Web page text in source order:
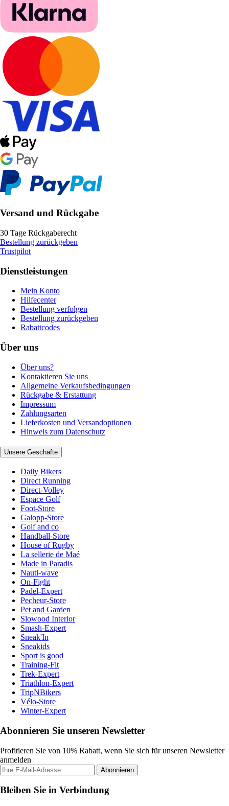
Versand und Rückgabe
30 Tage Rückgaberecht
Bestellung zurückgeben
Trustpilot
Dienstleistungen
Mein Konto
Hilfecenter
Bestellung verfolgen
Bestellung zurückgeben
Rabattcodes
Über uns
Über uns?
Kontaktieren Sie uns
Allgemeine Verkaufsbedingungen
Rückgabe & Erstattung
Impressum
Zahlungsarten
Lieferkosten und Versandoptionen
Hinweis zum Datenschutz
Unsere Geschäfte
Daily Bikers
Direct Running
Direct-Volley
Espace Golf
Foot-Store
Galopp-Store
Golf and co
Handball-Store
House of Rugby
La sellerie de Maé
Made in Paradis
Nauti-wave
On-Fight
Padel-Expert
Pecheur-Store
Pet and Garden
Slowood Interior
Smash-Expert
Sneak'In
Sneakids
Sport is good
Training-Fit
Trek-Expert
Triathlon-Expert
TripNBikers
Vélo-Store
Winter-Expert
Abonnieren Sie unseren Newsletter
Profitieren Sie von 10% Rabatt, wenn Sie sich für unseren Newsletter
anmelden
Abonnieren
Bleiben Sie in Verbindung